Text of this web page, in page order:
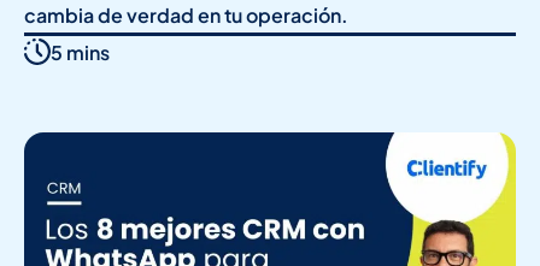
cambia de verdad en tu operación.
5 mins